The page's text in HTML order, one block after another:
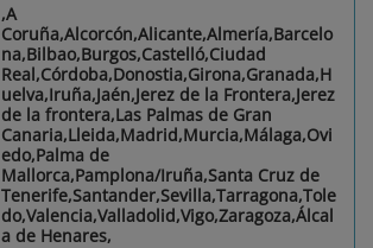
,A
Coruña,Alcorcón,Alicante,Almería,Barcelo
na,Bilbao,Burgos,Castelló,Ciudad
Real,Córdoba,Donostia,Girona,Granada,H
uelva,Iruña,Jaén,Jerez de la Frontera,Jerez
de la frontera,Las Palmas de Gran
Canaria,Lleida,Madrid,Murcia,Málaga,Ovi
edo,Palma de
Mallorca,Pamplona/Iruña,Santa Cruz de
Tenerife,Santander,Sevilla,Tarragona,Tole
do,Valencia,Valladolid,Vigo,Zaragoza,Álcal
a de Henares,